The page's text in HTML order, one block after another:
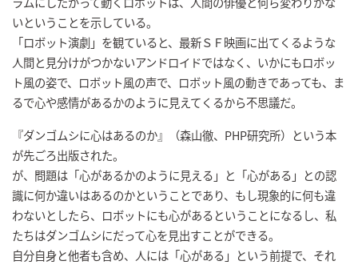
いということを示している。
「ロボット演劇」を観ていると、最新ＳＦ映画に出てくるような
人間と見分けがつかないアンドロイドではなく、いかにもロボッ
ト風の姿で、ロボット風の声で、ロボット風の動きであっても、ま
るで心や感情があるかのように見えてくるから不思議だ。
『ダンゴムシに心はあるのか』（森山徹、PHP研究所）という本
が先ごろ出版された。
が、問題は「心があるかのように見える」と「心がある」との認
識に何か違いはあるのかということであり、もし現象的に何も違
わないとしたら、ロボットにも心があるということになるし、私
たちはダンゴムシにだって心を見出すことができる。
自分自身と他者も含め、人には「心がある」という前提で、それ